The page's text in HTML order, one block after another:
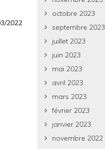
2022
octobre 2023
septembre 2023
juillet 2023
juin 2023
mai 2023
avril 2023
mars 2023
février 2023
janvier 2023
novembre 2022